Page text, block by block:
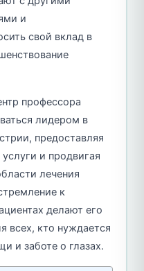
и
свой вклад в
профессора
лидером в
предоставляя
и продвигая
лечения
к
делают его
всех, кто нуждается
и заботе о глазах.